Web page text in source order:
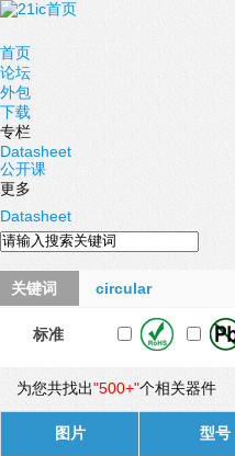
首页
论坛
外包
下载
专栏
Datasheet
公开课
更多
Datasheet
关键词 circular
标准
为您共找出"500+"个相关器件
图片 型号